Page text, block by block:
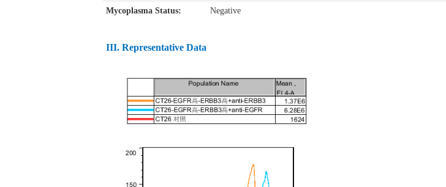
Mycoplasma Status: Negative
III. Representative Data